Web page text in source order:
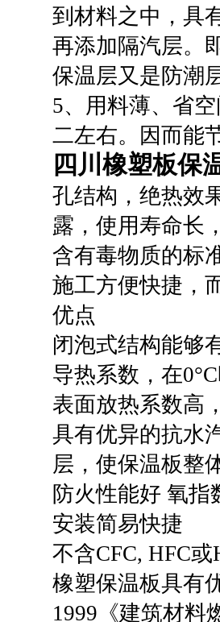
到材料之中，具
再添加隔汽层。
保温层又是防潮
5、用料薄、省
二左右。因而能
四川橡塑板保
孔结构，绝热效
露，使用寿命长
含有毒物质的标
施工方便快捷，
优点
闭泡式结构能够
导热系数，在
表面放热系数高
具有优异的抗水
层，使保温板整
防火性能好 氧指
安装简易快捷
不含CFC, HFC
橡塑保温板具有
1999《建筑材料